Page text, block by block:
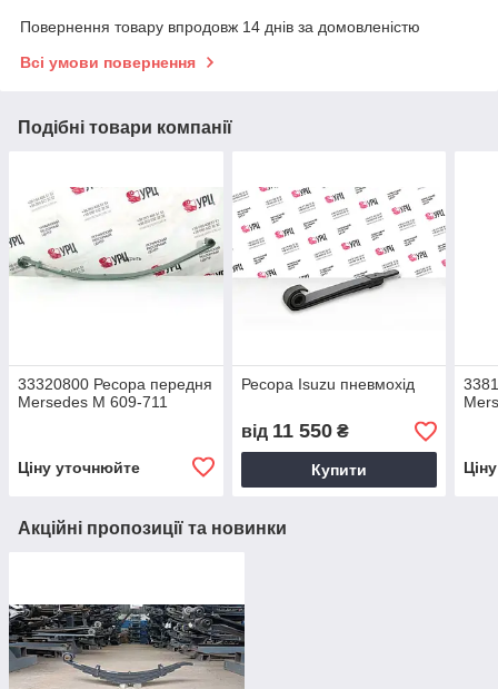
Повернення товару впродовж 14 днів за домовленістю
Всі умови повернення
Подібні товари компанії
33320800 Ресора передня
Mersedes M 609-711
Ціну уточнюйте
Ресора Isuzu пневмохід
від 11 550₴
Купити
Акційні пропозиції та новинки